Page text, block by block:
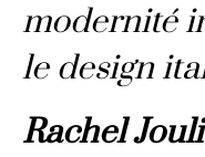
modernité
le design
Rachel